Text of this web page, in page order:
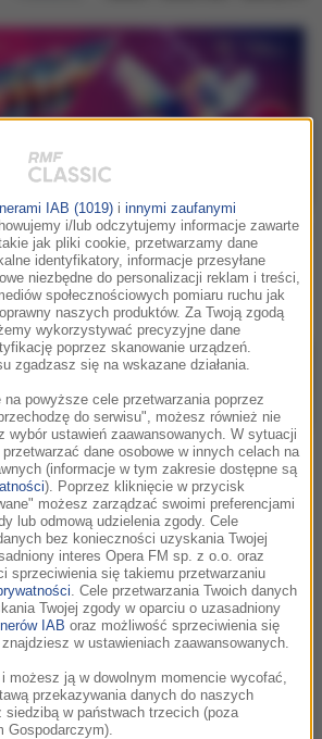
program goście bilety
Mur" twórcy muzyki
twórca
o tron", jest autorem
superprodukcji
"Wielki Mur".
3 lutego.
spraw specjalnych próbuje uczynić z
budowli świata - Wielkiego
bastion dla ludzkości przed
potworów.
muzyka Djawadiego, pod której
reżyser Zhanga Yimou, który ma na
"Hero", czy "Dom latających
IAB (1019) i innymi zaufanymi
i/lub odczytujemy informacje zawarte
jak pliki cookie, przetwarzamy dane
identyfikatory, informacje przesyłane
niezbędne do personalizacji reklam i treści,
społecznościowych pomiaru ruchu jak
naszych produktów. Za Twoją zgodą
wykorzystywać precyzyjne dane
poprzez skanowanie urządzeń.
zgadzasz się na wskazane działania.
powyższe cele przetwarzania poprzez
do serwisu", możesz również nie
wybór ustawień zaawansowanych. W sytuacji
dane osobowe w innych celach na
(informacje w tym zakresie dostępne są
). Poprzez kliknięcie w przycisk
możesz zarządzać swoimi preferencjami
lub odmową udzielenia zgody. Cele
bez konieczności uzyskania Twojej
interes Opera FM sp. z o.o. oraz
sprzeciwienia się takiemu przetwarzaniu
. Cele przetwarzania Twoich danych
Twojej zgody w oparciu o uzasadniony
IAB oraz możliwość sprzeciwienia się
w ustawieniach zaawansowanych.
możesz ją w dowolnym momencie wycofać,
przekazywania danych do naszych
siedzibą w państwach trzecich (poza
Gospodarczym).